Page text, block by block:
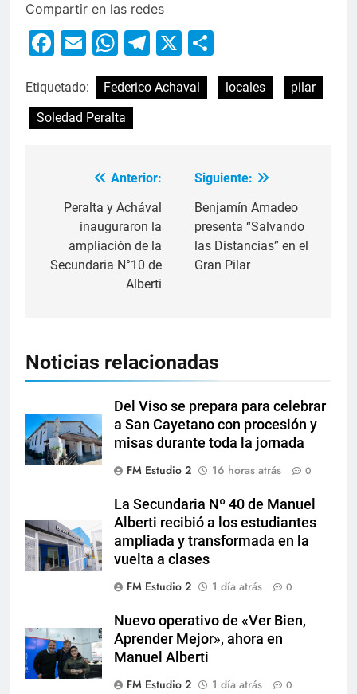
Compartir en las redes
Facebook
EmailWhatsApp
Telegram
X
Etiquetado: Federico Achaval locales
pilar
Soledad Peralta
Anterior:
Peralta y Achával
inauguraron la
ampliación de la
Secundaria N°10 de
Alberti
Siguiente:
Benjamín Amadeo
presenta “Salvando
las Distancias” en el
Gran Pilar
Noticias relacionadas
Del Viso se prepara para celebrar
a San Cayetano con procesión y
misas durante toda la jornada
FM Estudio 2
16 horas atrás 0
La Secundaria Nº 40 de Manuel
Alberti recibió a los estudiantes
ampliada y transformada en la
vuelta a clases
FM Estudio 2
1 día atrás 0
Nuevo operativo de «Ver Bien,
Aprender Mejor», ahora en
Manuel Alberti
FM Estudio 2
1 día atrás 0